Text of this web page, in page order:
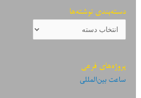
دسته‌بندی نوشته‌ها
دسته‌بندی
نوشته‌ها
پروژه‌های فرعی
ساعت بین‌المللی